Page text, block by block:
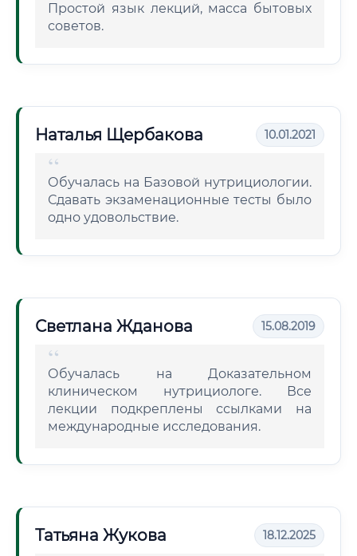
Простой язык лекций, масса бытовых
советов.
Наталья Щербакова 10.01.2021
Обучалась на Базовой нутрициологии.
Сдавать экзаменационные тесты было
одно удовольствие.
Светлана Жданова 15.08.2019
Обучалась на Доказательном
клиническом нутрициологе. Все
лекции подкреплены ссылками на
международные исследования.
Татьяна Жукова 18.12.2025